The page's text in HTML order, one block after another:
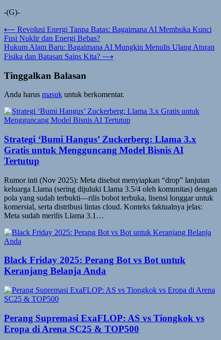
-(G)-
Navigasi
pos
⟵ Revolusi Energi Tanpa Batas: Bagaimana AI Membuka Kunci
Fusi Nuklir dan Energi Bebas?
Hukum Alam Baru: Bagaimana AI Mungkin Menulis Ulang Aturan
Fisika dan Batasan Sains Kita? ⟶
Tinggalkan Balasan
Anda harus masuk untuk berkomentar.
Strategi ‘Bumi Hangus’ Zuckerberg: Llama 3.x
Gratis untuk Mengguncang Model Bisnis AI
Tertutup
Rumor inti (Nov 2025): Meta disebut menyiapkan “drop” lanjutan
keluarga Llama (sering dijuluki Llama 3.5/4 oleh komunitas) dengan
pola yang sudah terbukti—rilis bobot terbuka, lisensi longgar untuk
komersial, serta distribusi lintas cloud. Konteks faktualnya jelas:
Meta sudah merilis Llama 3.1…
Black Friday 2025: Perang Bot vs Bot untuk
Keranjang Belanja Anda
Perang Supremasi ExaFLOP: AS vs Tiongkok vs
Eropa di Arena SC25 & TOP500